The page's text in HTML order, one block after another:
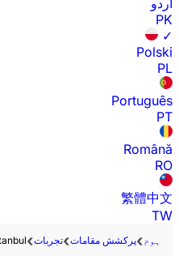
اردو
PK
✓
Polski
PL
Português
PT
Română
RO
繁體中文
TW
ہوم پرکشش مقامات تجربات